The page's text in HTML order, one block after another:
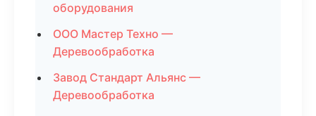
оборудования
ООО Мастер Техно —
Деревообработка
Завод Стандарт Альянс —
Деревообработка